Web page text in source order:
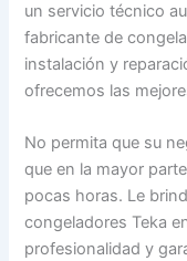
un servicio técnico
fabricante de
instalación y
ofrecemos las
No permita que su
que en la mayor
pocas horas. Le
congeladores Teka
profesionalidad y